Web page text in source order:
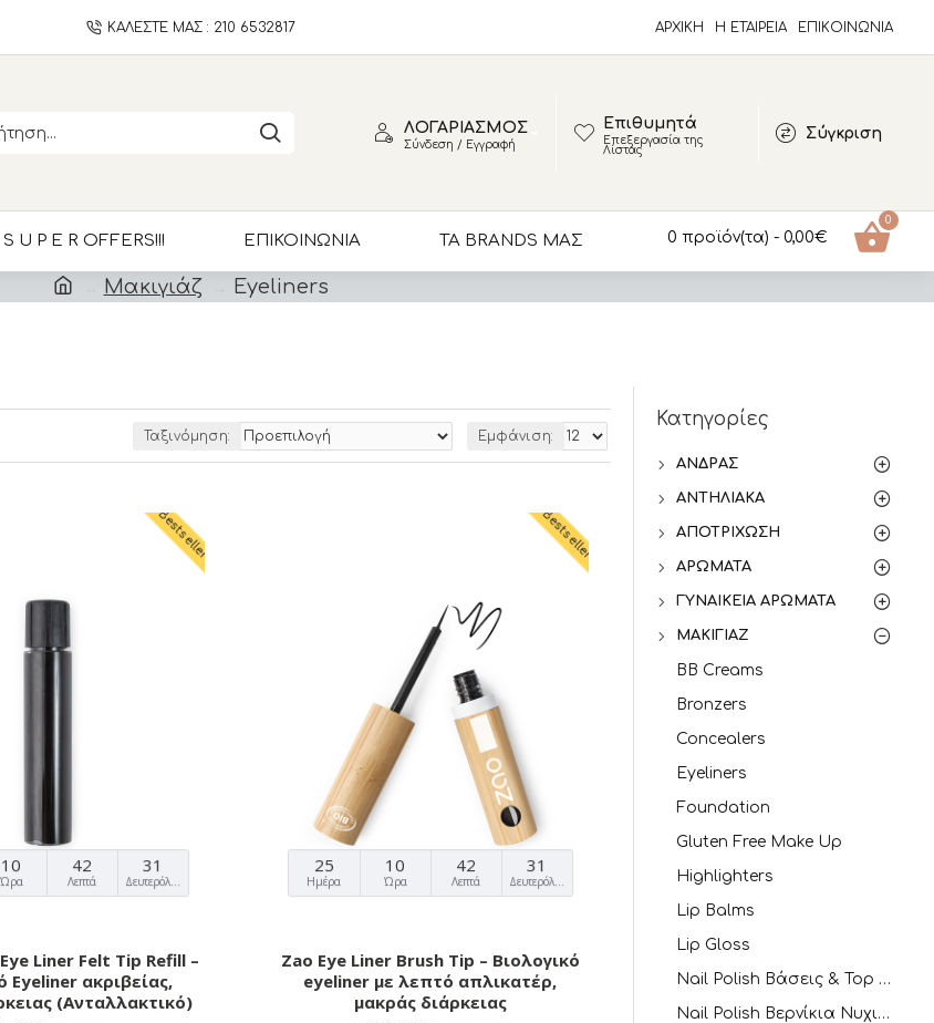
ΚΑΛΕΣΤΕ ΜΑΣ : 210 6532817 ΑΡΧΙΚΗ Η ΕΤΑΙΡΕΙΑ ΕΠΙΚΟΙΝΩΝΊΑ
ΛΟΓΑΡΙΑΣΜΟΣ
Σύνδεση / Εγγραφή
Επιθυμητά
Επεξεργασία της
Λίστας
Σύγκριση
S U P E R OFFERS!!! ΕΠΙΚΟΙΝΩΝΙΑ ΤΑ BRANDS ΜΑΣ 0 προϊόν(τα) - 0,00€
0
Μακιγιάζ Eyeliners
Ταξινόμηση: Εμφάνιση:
Bestseller
10
Ώρα
42
Λεπτά
30
Δευτερόλεπτα
Liner Felt Tip Refill –
Eyeliner ακριβείας,
(Ανταλλακτικό)
Bestseller
25
Ημέρα
10
Ώρα
42
Λεπτά
30
Δευτερόλεπτα
Zao Eye Liner Brush Tip – Βιολογικό
eyeliner με λεπτό απλικατέρ,
μακράς διάρκειας
Κατηγορίες
ΆΝΔΡΑΣ
ΑΝΤΗΛΙΑΚΆ
ΑΠΟΤΡΊΧΩΣΗ
ΑΡΏΜΑΤΑ
ΓΥΝΑΙΚΕΊΑ ΑΡΏΜΑΤΑ
ΜΑΚΙΓΙΆΖ
BB Creams
Bronzers
Concealers
Eyeliners
Foundation
Gluten Free Make Up
Highlighters
Lip Balms
Lip Gloss
Nail Polish Βάσεις & Top Coat
Nail Polish Βερνίκια Νυχιών